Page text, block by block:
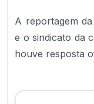
A reportagem
e o sindicato da
houve resposta